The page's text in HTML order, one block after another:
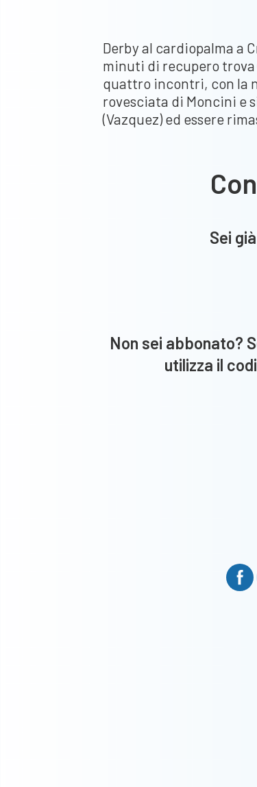
Derby al cardiopalma a
minuti di recupero
quattro incontri, con la
rovesciata di Moncini e
(Vazquez) ed essere
Sei
Non sei abbonato?
utilizza il